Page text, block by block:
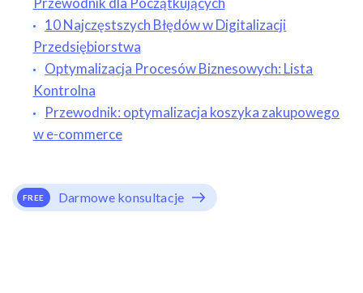
10 Najczęstszych Błędów w Digitalizacji
Przedsiębiorstwa
Optymalizacja Procesów Biznesowych: Lista
Kontrolna
Przewodnik: optymalizacja koszyka zakupowego
w e-commerce
FREE Darmowe konsultacje